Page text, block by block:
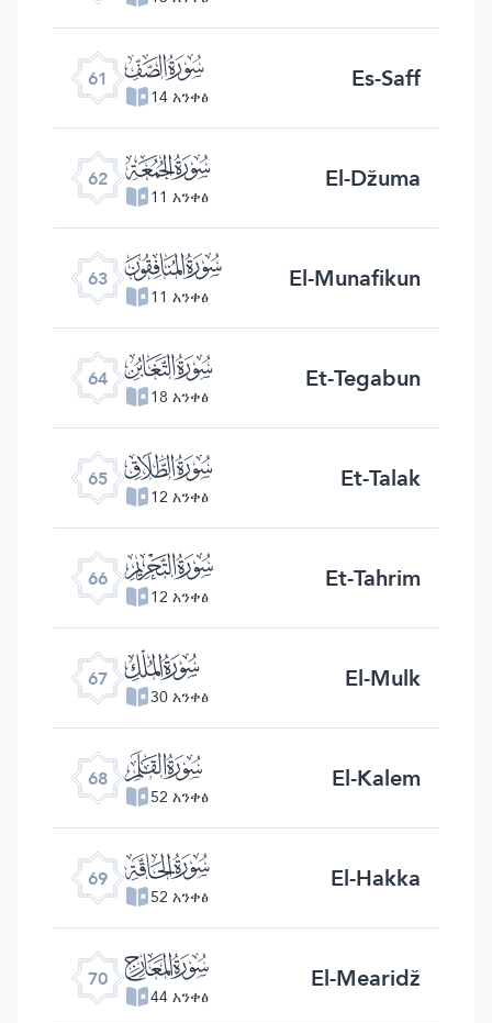
61 ﯪ
14 አንቀፅ Es-Saff
62 ﯫ
11 አንቀፅ El-Džuma
63 ﯬ
11 አንቀፅ El-Munafikun
64 ﯭ
18 አንቀፅ Et-Tegabun
65 ﯮ
12 አንቀፅ Et-Talak
66 ﯯ
12 አንቀፅ Et-Tahrim
67 ﯰ
30 አንቀፅ El-Mulk
68 ﯱ
52 አንቀፅ El-Kalem
69 ﯲ
52 አንቀፅ El-Hakka
70 ﯳ
44 አንቀፅ El-Mearidž